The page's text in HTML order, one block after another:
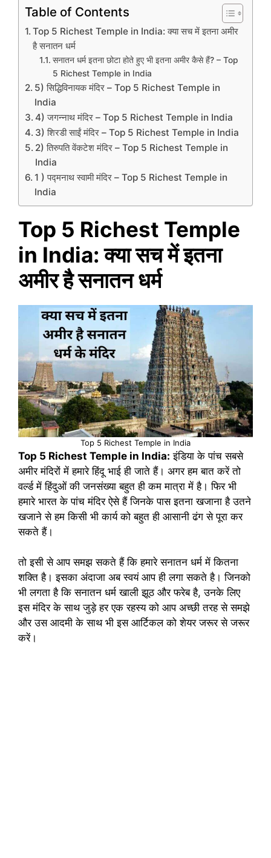
Table of Contents
Top 5 Richest Temple in India: क्या सच में इतना अमीर
है सनातन धर्म
सनातन धर्म इतना छोटा होते हुए भी इतना अमीर कैसे हैं? – Top
5 Richest Temple in India
5) सिद्धिविनायक मंदिर – Top 5 Richest Temple in
India
4) जगन्नाथ मंदिर – Top 5 Richest Temple in India
3) शिरडी साईं मंदिर – Top 5 Richest Temple in India
2) तिरुपति वेंकटेश मंदिर – Top 5 Richest Temple in
India
1 ) पद्मनाथ स्वामी मंदिर – Top 5 Richest Temple in
India
Top 5 Richest Temple
in India: क्या सच में इतना
अमीर है सनातन धर्म
Top 5 Richest Temple in India
Top 5 Richest Temple in India: इंडिया के पांच सबसे
अमीर मंदिरों में हमारे हिंदू भाई ही जाते हैं। अगर हम बात करें तो
वर्ल्ड में हिंदुओं की जनसंख्या बहुत ही कम मात्रा में है। फिर भी
हमारे भारत के पांच मंदिर ऐसे हैं जिनके पास इतना खजाना है उतने
खजाने से हम किसी भी कार्य को बहुत ही आसानी ढंग से पूरा कर
सकते हैं।
तो इसी से आप समझ सकते हैं कि हमारे सनातन धर्म में कितना
शक्ति है। इसका अंदाजा अब स्वयं आप ही लगा सकते है। जिनको
भी लगता है कि सनातन धर्म खाली झूठ और फरेब है, उनके लिए
इस मंदिर के साथ जुड़े हर एक रहस्य को आप अच्छी तरह से समझे
और उस आदमी के साथ भी इस आर्टिकल को शेयर जरूर से जरूर
करें।